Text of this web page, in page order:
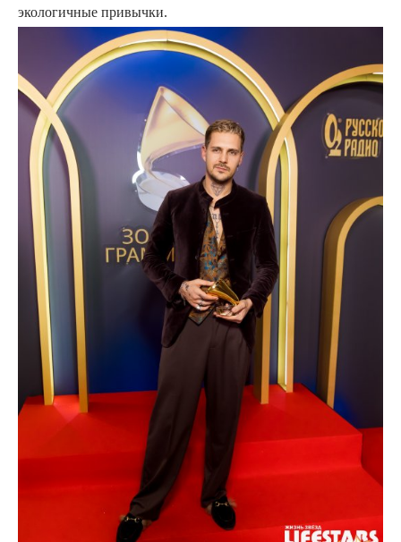
экологичные привычки.